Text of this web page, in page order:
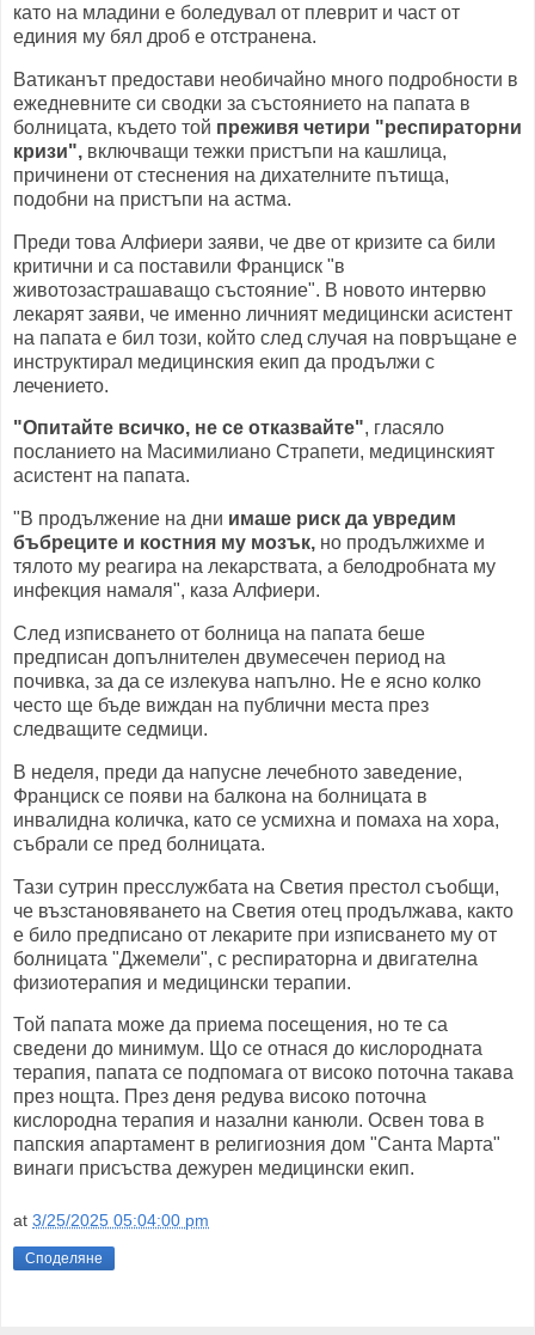
като на младини е боледувал от плеврит и част от
единия му бял дроб е отстранена.
Ватиканът предостави необичайно много подробности в
ежедневните си сводки за състоянието на папата в
болницата, където той преживя четири "респираторни
кризи", включващи тежки пристъпи на кашлица,
причинени от стеснения на дихателните пътища,
подобни на пристъпи на астма.
Преди това Алфиери заяви, че две от кризите са били
критични и са поставили Франциск "в
животозастрашаващо състояние". В новото интервю
лекарят заяви, че именно личният медицински асистент
на папата е бил този, който след случая на повръщане е
инструктирал медицинския екип да продължи с
лечението.
"Опитайте всичко, не се отказвайте", гласяло
посланието на Масимилиано Страпети, медицинският
асистент на папата.
"В продължение на дни имаше риск да увредим
бъбреците и костния му мозък, но продължихме и
тялото му реагира на лекарствата, а белодробната му
инфекция намаля", каза Алфиери.
След изписването от болница на папата беше
предписан допълнителен двумесечен период на
почивка, за да се излекува напълно. Не е ясно колко
често ще бъде виждан на публични места през
следващите седмици.
В неделя, преди да напусне лечебното заведение,
Франциск се появи на балкона на болницата в
инвалидна количка, като се усмихна и помаха на хора,
събрали се пред болницата.
Тази сутрин пресслужбата на Светия престол съобщи,
че възстановяването на Светия отец продължава, както
е било предписано от лекарите при изписването му от
болницата "Джемели", с респираторна и двигателна
физиотерапия и медицински терапии.
Той папата може да приема посещения, но те са
сведени до минимум. Що се отнася до кислородната
терапия, папата се подпомага от високо поточна такава
през нощта. През деня редува високо поточна
кислородна терапия и назални канюли. Освен това в
папския апартамент в религиозния дом "Санта Марта"
винаги присъства дежурен медицински екип.
at 3/25/2025 05:04:00 pm
Споделяне